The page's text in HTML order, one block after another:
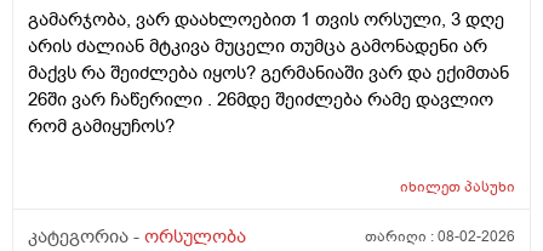
გამარჯობა, ვარ დაახლოებით 1 თვის ორსული, 3 დღე
არის ძალიან მტკივა მუცელი თუმცა გამონადენი არ
მაქვს რა შეიძლება იყოს? გერმანიაში ვარ და ექიმთან
26ში ვარ ჩაწერილი . 26მდე შეიძლება რამე დავლიო
რომ გამიყუჩოს?
იხილეთპასუხი
კატეგორია - ორსულობა თარიღი :08-02-2026